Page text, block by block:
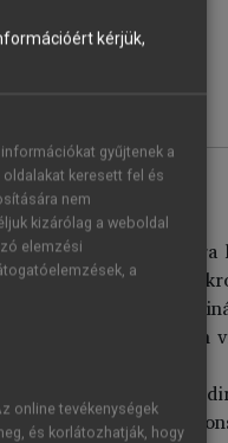
stimuláció
majd
idegrostok
-kiáramlást in
foglalkozott, többféle
napig sem született
kérjük,
gyűjtenek a
keresett fel és
nem
kizárólag a weboldal
elemzési
a
online tevékenységek
és korlátozhatják, hogy